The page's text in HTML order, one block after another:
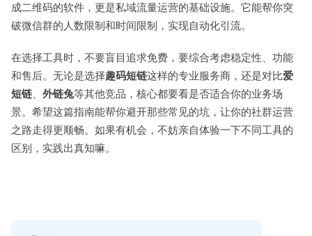
成二维码的软件，更是私域流量运营的基础设施。它能帮你突
破微信群的人数限制和时间限制，实现自动化引流。
在选择工具时，不要盲目追求免费，要综合考虑稳定性、功能
和售后。无论是选择趣码短链这样的专业服务商，还是对比爱
短链、 外链兔等其他竞品，核心都要看是否适合你的业务场
景。希望这篇指南能帮你避开那些常见的坑，让你的社群运营
之路走得更顺畅。如果有机会，不妨亲自体验一下不同工具的
区别，实践出真知嘛。